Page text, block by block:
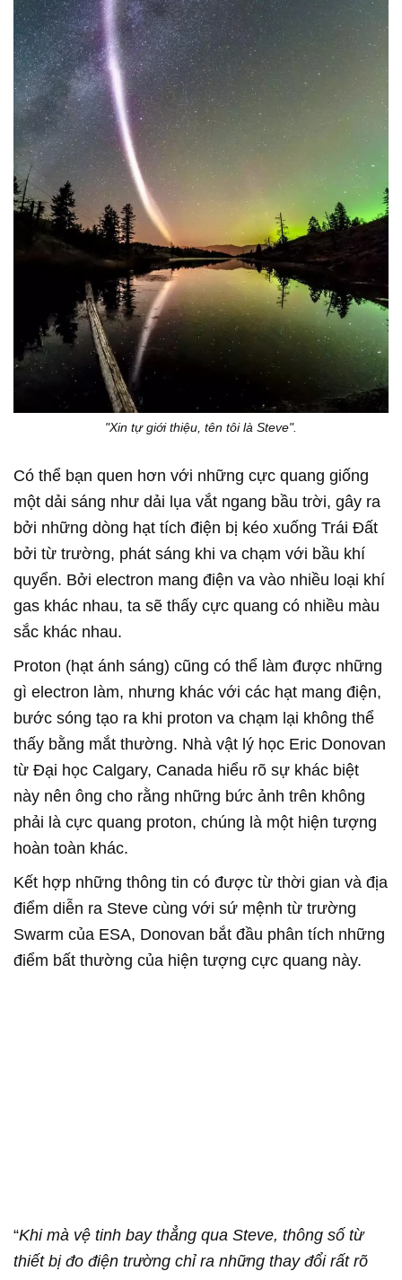
"Xin tự giới thiệu, tên tôi là Steve".
Có thể bạn quen hơn với những cực quang giống
một dải sáng như dải lụa vắt ngang bầu trời, gây ra
bởi những dòng hạt tích điện bị kéo xuống Trái Đất
bởi từ trường, phát sáng khi va chạm với bầu khí
quyển. Bởi electron mang điện va vào nhiều loại khí
gas khác nhau, ta sẽ thấy cực quang có nhiều màu
sắc khác nhau.
Proton (hạt ánh sáng) cũng có thể làm được những
gì electron làm, nhưng khác với các hạt mang điện,
bước sóng tạo ra khi proton va chạm lại không thể
thấy bằng mắt thường. Nhà vật lý học Eric Donovan
từ Đại học Calgary, Canada hiểu rõ sự khác biệt
này nên ông cho rằng những bức ảnh trên không
phải là cực quang proton, chúng là một hiện tượng
hoàn toàn khác.
Kết hợp những thông tin có được từ thời gian và địa
điểm diễn ra Steve cùng với sứ mệnh từ trường
Swarm của ESA, Donovan bắt đầu phân tích những
điểm bất thường của hiện tượng cực quang này.
“Khi mà vệ tinh bay thẳng qua Steve, thông số từ
thiết bị đo điện trường chỉ ra những thay đổi rất rõ